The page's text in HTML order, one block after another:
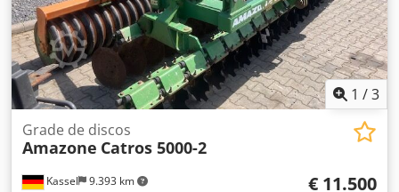
1 /3
Kassel 9.393 km
Grade de discos
Amazone Catros 5000-2
€ 11.500